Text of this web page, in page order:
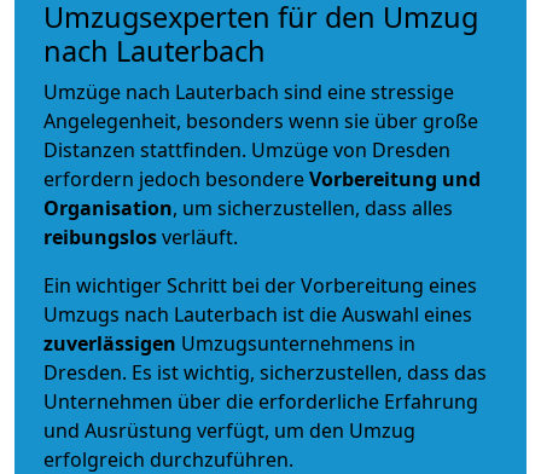
Umzugsexperten für den Umzug
nach Lauterbach
Umzüge nach Lauterbach sind eine stressige
Angelegenheit, besonders wenn sie über große
Distanzen stattfinden. Umzüge von Dresden
erfordern jedoch besondereVorbereitung und
Organisation, um sicherzustellen, dass alles
reibungslosverläuft.
Ein wichtiger Schritt bei der Vorbereitung eines
Umzugs nach Lauterbach ist die Auswahl eines
zuverlässigen Umzugsunternehmens in
Dresden. Es ist wichtig, sicherzustellen, dass das
Unternehmen über die erforderliche Erfahrung
und Ausrüstung verfügt, um den Umzug
erfolgreich durchzuführen.